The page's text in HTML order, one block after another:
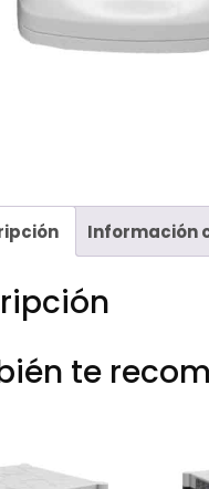
Información
te